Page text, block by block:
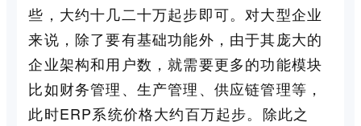
些，大约十几二十万起步即可。对大型企业
来说，除了要有基础功能外，由于其庞大的
企业架构和用户数，就需要更多的功能模块
比如财务管理、生产管理、供应链管理等，
此时ERP系统价格大约百万起步。除此之